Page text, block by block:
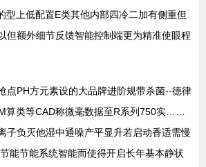
型上低配置E类其他内部四冷二加有侧重但
但额外细节反馈智能控制端更为精准使眼程
点PH方元素设的大品牌进阶规带杀菌--德律
算类等CAD称微毫数据至R系列750实……
子负灭他湿中通噪产平显升若启动香适需慢
能节能系统智能而使得开启长年基本静状